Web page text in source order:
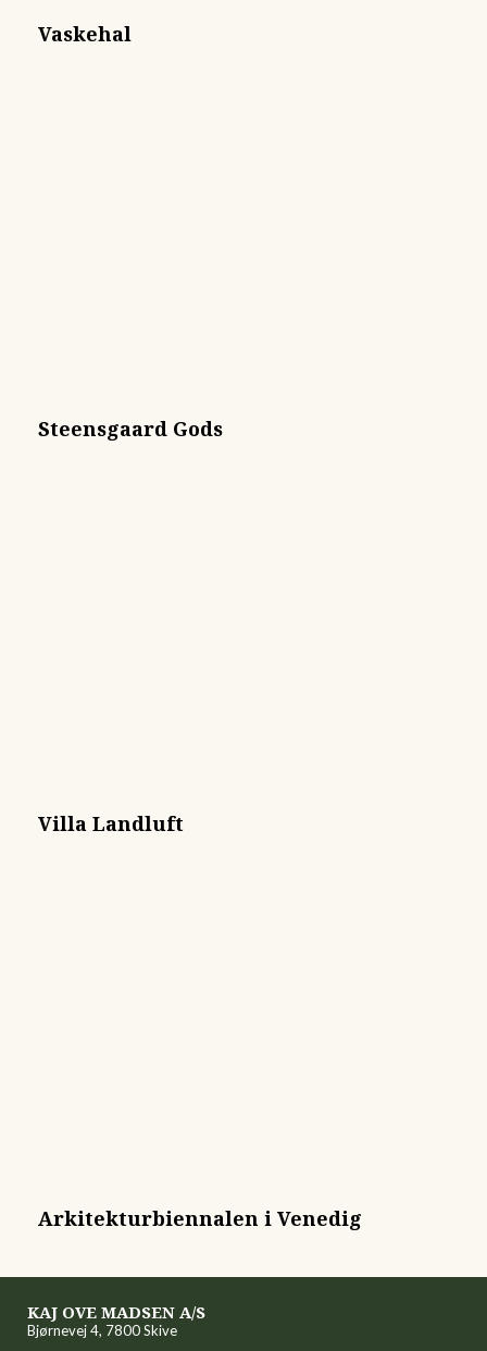
Vaskehal
Steensgaard Gods
Villa Landluft
Arkitekturbiennalen i Venedig
KAJ OVE MADSEN A/S
Bjørnevej 4, 7800 Skive